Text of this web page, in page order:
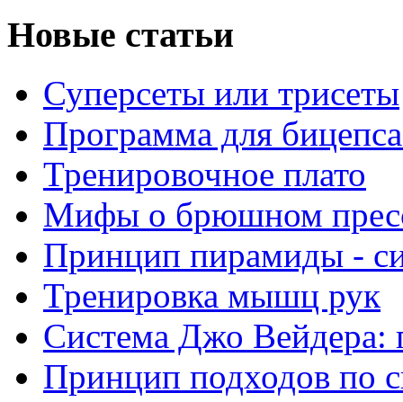
Новые статьи
Суперсеты или трисеты
Программа для
Тренировочное плато
Мифы о брюшном
Принцип пирамиды -
Тренировка мышц рук
Система Джо Вейдера:
Принцип подходов по